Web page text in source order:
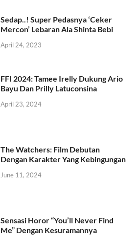
Sedap..! Super Pedasnya ‘Ceker
Mercon’ Lebaran Ala Shinta Bebi
April 24, 2023
FFI 2024: Tamee Irelly Dukung Ario
Bayu Dan Prilly Latuconsina
April 23, 2024
The Watchers: Film Debutan
Dengan Karakter Yang Kebingungan
June 11, 2024
Sensasi Horor “You’ll Never Find
Me” Dengan Kesuramannya